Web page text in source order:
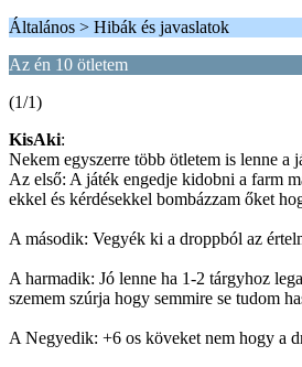
Általános > Hibák és javaslatok
Az én 10 ötletem
(1/1)
KisAki:
Nekem egyszerre több ötletem is lenne a
Az első: A játék engedje kidobni a farm
ekkel és kérdésekkel bombázzam őket
A második: Vegyék ki a droppból az
A harmadik: Jó lenne ha 1-2 tárgyhoz
szemem szúrja hogy semmire se tudom
A Negyedik: +6 os köveket nem hogy a